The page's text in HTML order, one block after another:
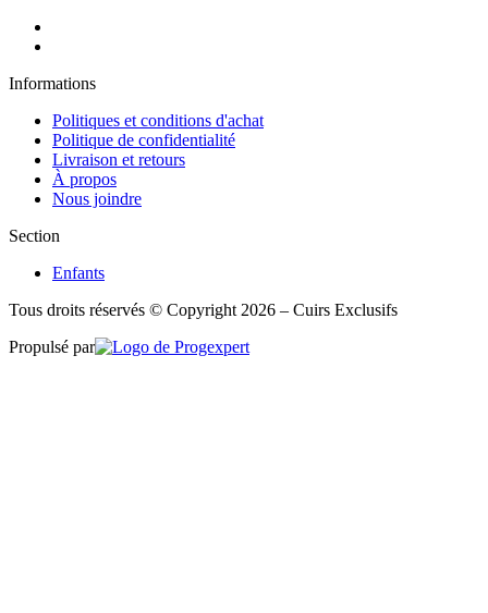
Informations
Politiques et conditions d'achat
Politique de confidentialité
Livraison et retours
À propos
Nous joindre
Section
Enfants
Tous droits réservés © Copyright 2026 – Cuirs Exclusifs
Propulsé par